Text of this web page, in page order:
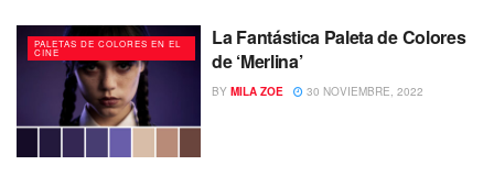
PALETAS DE COLORES EN EL
CINE
La Fantástica Paleta de Colores
de ‘Merlina’
BY MILA ZOE 30 NOVIEMBRE, 2022